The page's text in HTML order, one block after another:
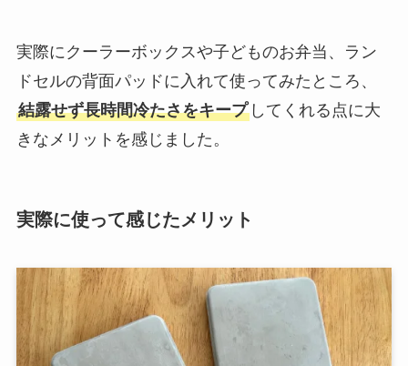
実際にクーラーボックスや子どものお弁当、ラン
ドセルの背面パッドに入れて使ってみたところ、
結露せず長時間冷たさをキープしてくれる点に大
きなメリットを感じました。
実際に使って感じたメリット